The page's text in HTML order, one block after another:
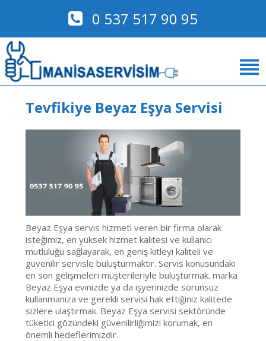
0 537 517 90 95
Tevfikiye Beyaz Eşya Servisi
Beyaz Eşya servis hizmeti veren bir firma olarak
isteğimiz, en yüksek hizmet kalitesi ve kullanıcı
mutluluğu sağlayarak, en geniş kitleyi kaliteli ve
güvenilir servisle buluşturmaktır. Servis konusundaki
en son gelişmeleri müşterileriyle buluşturmak. marka
Beyaz Eşya evinizde ya da işyerinizde sorunsuz
kullanmanıza ve gerekli servisi hak ettiğiniz kalitede
sizlere ulaştırmak. Beyaz Eşya servisi sektöründe
tüketici gözündeki güvenilirliğimizi korumak, en
önemli hedeflerimizdir.